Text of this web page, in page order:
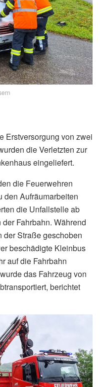
Erstversorgung von zwei
die Verletzten zur
eingeliefert.
die Feuerwehren
den Aufräumarbeiten
die Unfallstelle ab
Fahrbahn. Während
der Straße geschoben
beschädigte Kleinbus
auf die Fahrbahn
das Fahrzeug von
berichtet